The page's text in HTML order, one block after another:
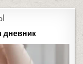
дневник